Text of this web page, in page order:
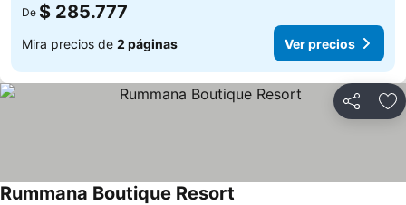
De $ 285.777
Mira precios de 2 páginas Ver precios
Compartir
Rummana Boutique Resort